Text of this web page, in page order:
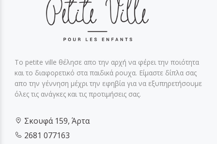
Το petite ville θέλησε απο την αρχή να φέρει την ποιότητα
και το διαφορετικό στα παιδικά ρουχα. Είμαστε δίπλα σας
απο την γέννηση μέχρι την εφηβία για να εξυπηρετήσουμε
όλες τις ανάγκες και τις προτιμήσεις σας.
Σκουφά 159, Άρτα
2681 077163